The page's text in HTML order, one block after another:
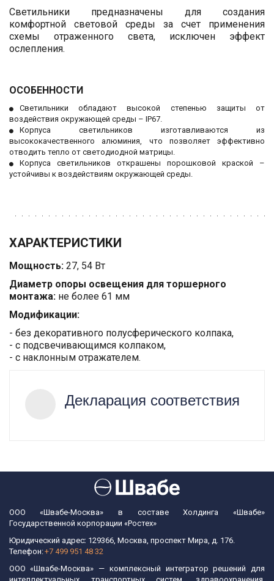
Светильники предназначены для создания
комфортной световой среды за счет применения
схемы отраженного света, исключен эффект
ослепления.
ОСОБЕННОСТИ
Светильники обладают высокой степенью защиты от
воздействия окружающей среды – IP67.
Корпуса светильников изготавливаются из
высококачественного алюминия, что позволяет эффективно
отводить тепло от светодиодной матрицы.
Корпуса светильников открашены порошковой краской –
устойчивы к воздействиям окружающей среды.
ХАРАКТЕРИСТИКИ
Мощность: 27, 54 Вт
Диаметр опоры освещения для торшерного
монтажа: не более 61 мм
Модификации:
- без декоративного полусферического колпака,
- с подсвечивающимся колпаком,
- с наклонным отражателем.
Декларация соответствия
ООО «Швабе-Москва» в составе Холдинга «Швабе»
Государственной корпорации «Ростех»
Юридический адрес: 129366, Москва, проспект Мира, д. 176.
Телефон: +7 499 951 48 32
ООО «Швабе-Москва» — комплексный интегратор решений для